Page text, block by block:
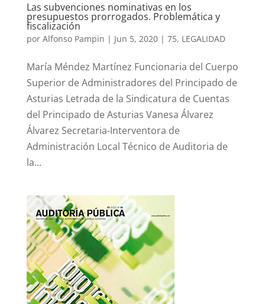
Las subvenciones nominativas en los
presupuestos prorrogados. Problemática y
fiscalización
por Alfonso Pampin | Jun 5, 2020| 75, LEGALIDAD
María Méndez Martínez Funcionaria del Cuerpo
Superior de Administradores del Principado de
Asturias Letrada de la Sindicatura de Cuentas
del Principado de Asturias Vanesa Álvarez
Álvarez Secretaria-Interventora de
Administración Local Técnico de Auditoria de
la...